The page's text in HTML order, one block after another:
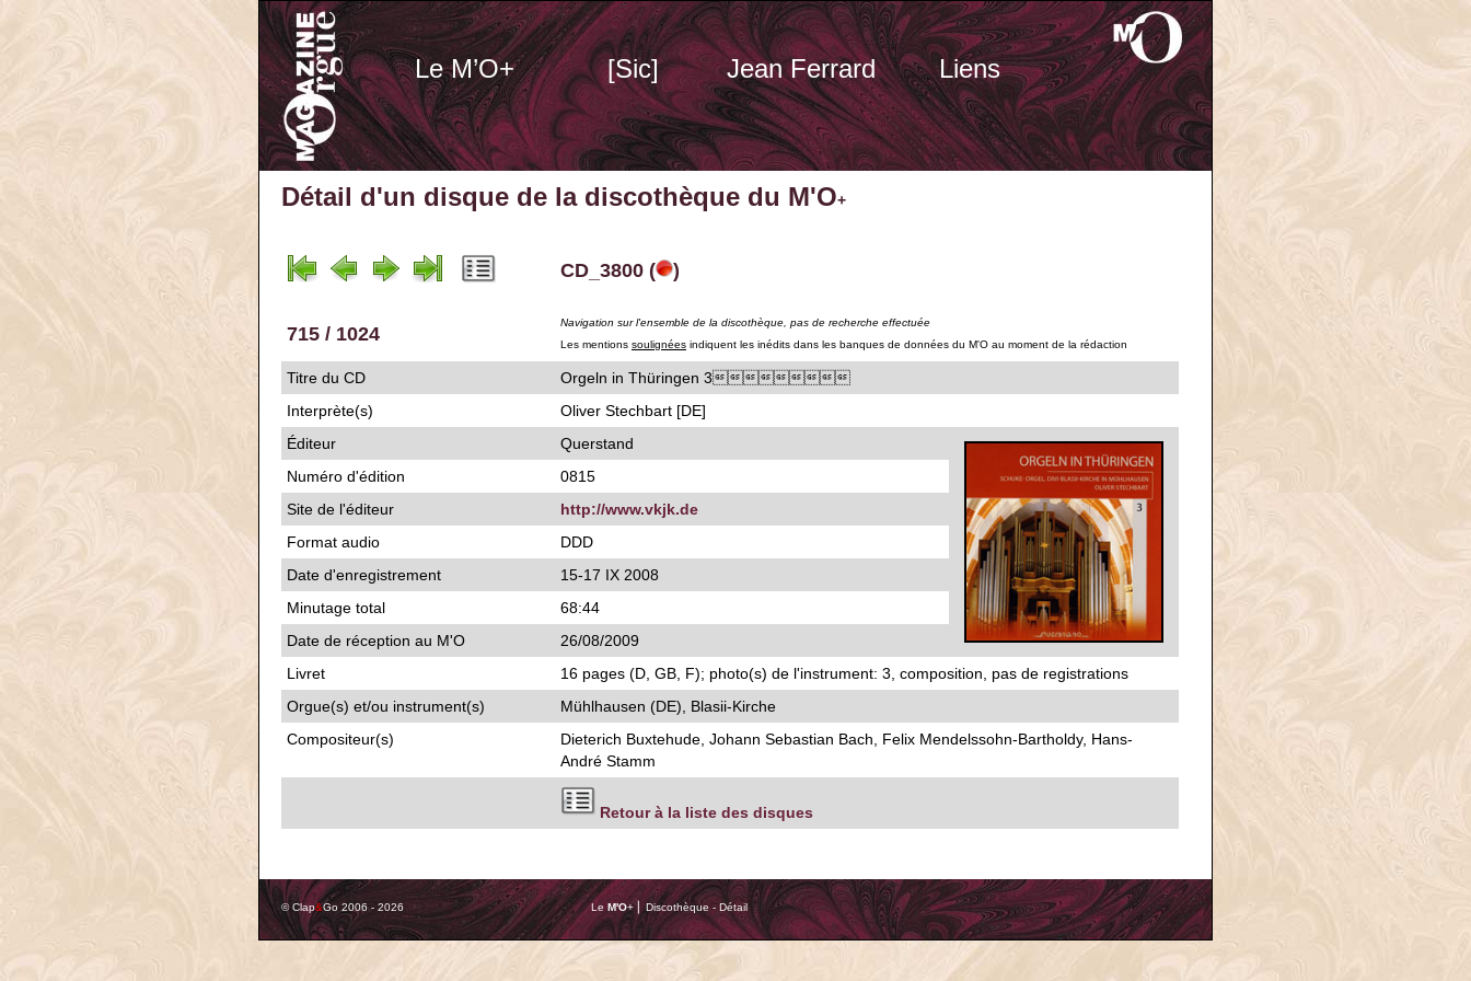
Le M’O+ [Sic] Jean Ferrard Liens
Détail d'un disque de la discothèque du M'O+
CD_3800 ( )
715 / 1024
Navigation sur l'ensemble de la discothèque, pas de recherche effectuée
Les mentions soulignées indiquent les inédits dans les banques de données du M'O au moment de la rédaction
Titre du CD
Orgeln in Thüringen 3
Interprète(s)
Oliver Stechbart [DE]
Éditeur
Querstand
Numéro d'édition
0815
Site de l'éditeur
http://www.vkjk.de
Format audio
DDD
Date d'enregistrement
15-17 IX 2008
Minutage total
68:44
Date de réception au M'O
26/08/2009
Livret
16 pages (D, GB, F); photo(s) de l'instrument: 3, composition, pas de registrations
Orgue(s) et/ou instrument(s)
Mühlhausen (DE), Blasii-Kirche
Compositeur(s)
Dieterich Buxtehude, Johann Sebastian Bach, Felix Mendelssohn-Bartholdy, Hans-
André Stamm
Retour à la liste des disques
© Clap&Go 2006 - 2026 Le M'O+ ⎢ Discothèque - Détail